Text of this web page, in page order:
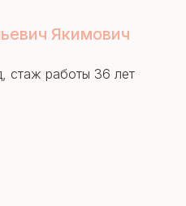
Якимович
стаж работы 36 лет